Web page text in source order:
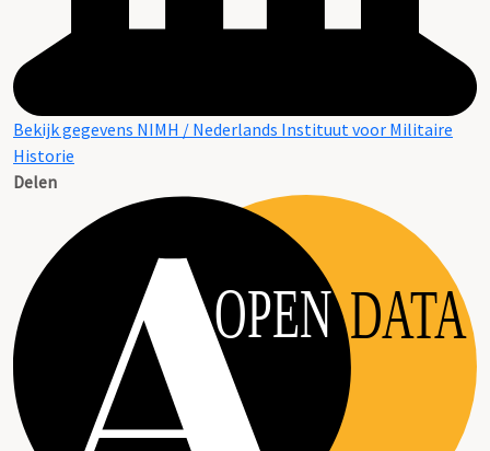
Bekijk gegevens NIMH / Nederlands Instituut voor Militaire
Historie
Delen
OPEN DATA